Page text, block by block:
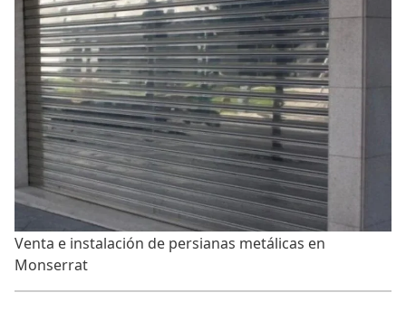
Venta e instalación de persianas metálicas en
Monserrat